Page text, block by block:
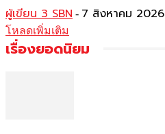
ผู้เขียน 3 SBN - 7 สิงหาคม 2026
โหลดเพิ่มเติม
เรื่องยอดนิยม